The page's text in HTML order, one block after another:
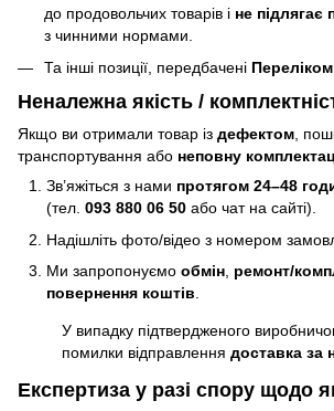
до продовольчих товарів і не
з чинними нормами.
Та інші позиції, передбачені Переліком
Неналежна якість /
Якщо ви отримали товар із дефектом,
транспортування або неповну
Зв’яжіться з нами протягом 24–48
(тел. 093 880 06 50 або чат на сайті).
Надішліть фото/відео з номером
Ми запропонуємо обмін ремонт/
повернення коштів
У випадку підтвердженого
помилки відправлення доставка за
Експертиза у разі спору щодо